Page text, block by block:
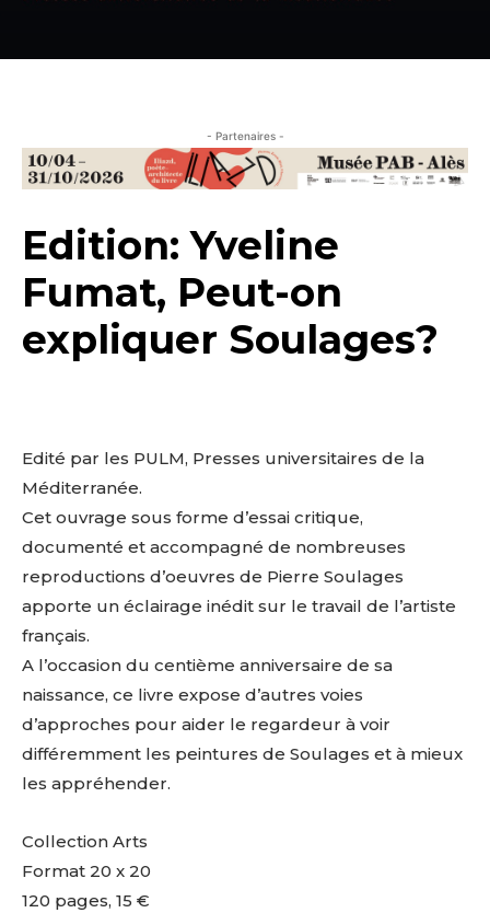
- Partenaires -
Edition: Yveline
Fumat, Peut-on
expliquer Soulages?
Edité par les PULM, Presses universitaires de la
Méditerranée.
Cet ouvrage sous forme d’essai critique,
documenté et accompagné de nombreuses
reproductions d’oeuvres de Pierre Soulages
apporte un éclairage inédit sur le travail de l’artiste
français.
A l’occasion du centième anniversaire de sa
naissance, ce livre expose d’autres voies
d’approches pour aider le regardeur à voir
différemment les peintures de Soulages et à mieux
les appréhender.
Collection Arts
Format 20 x 20
120 pages, 15 €